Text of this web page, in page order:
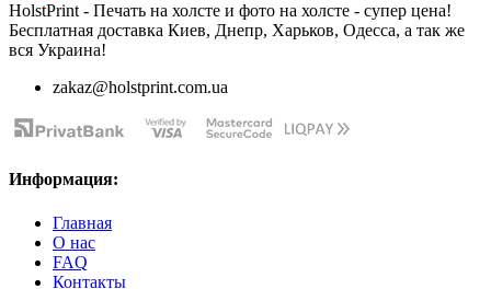
HolstPrint - Печать на холсте и фото на холсте - супер цена!
Бесплатная доставка Киев, Днепр, Харьков, Одесса, а так же
вся Украина!
zakaz@holstprint.com.ua
Информация:
Главная
О нас
FAQ
Контакты